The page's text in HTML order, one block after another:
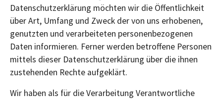
Datenschutzerklärung möchten wir die Öffentlichkeit
über Art, Umfang und Zweck der von uns erhobenen,
genutzten und verarbeiteten personenbezogenen
Daten informieren. Ferner werden betroffene Personen
mittels dieser Datenschutzerklärung über die ihnen
zustehenden Rechte aufgeklärt.
Wir haben als für die Verarbeitung Verantwortliche